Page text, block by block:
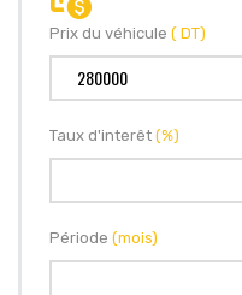
Prix du véhicule ( DT)
Taux d'interêt (%)
Période (mois)